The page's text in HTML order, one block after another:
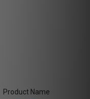
Product Name